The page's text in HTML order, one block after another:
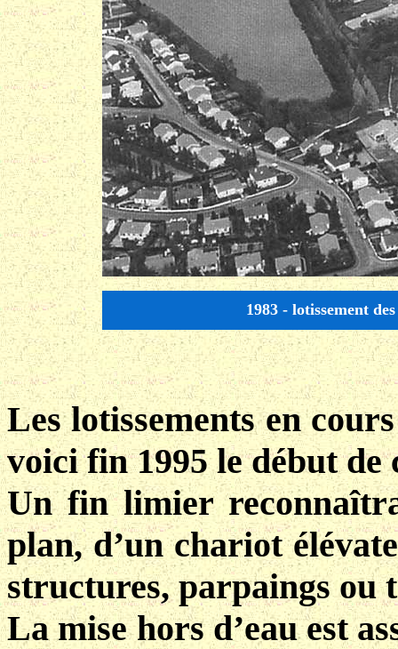
1983 - lotissement
Les lotissements en
voici fin 1995 le début
Un fin limier
plan, d’un chariot
structures, parpaings ou
La mise hors d’eau est